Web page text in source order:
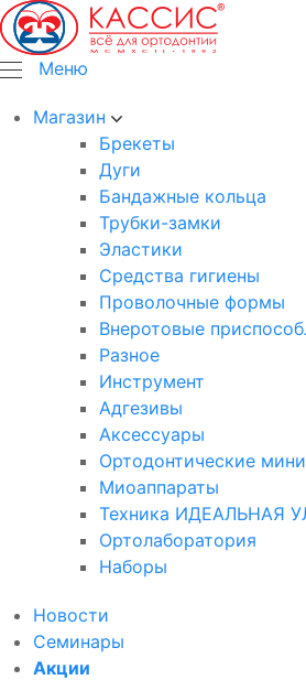
Меню
Магазин
Брекеты
Дуги
Бандажные кольца
Трубки-замки
Эластики
Средства гигиены
Проволочные формы
Внеротовые
Разное
Инструмент
Адгезивы
Аксессуары
Ортодонтические
Миоаппараты
Техника ИДЕАЛЬНАЯ
Ортолаборатория
Наборы
Новости
Семинары
Акции